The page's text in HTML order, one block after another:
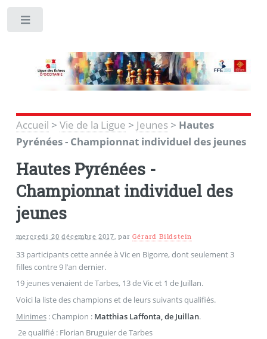
Accueil > Vie de la Ligue > Jeunes> Hautes
Pyrénées - Championnat individuel des jeunes
Hautes Pyrénées -
Championnat individuel des
jeunes
mercredi 20 décembre 2017,parGérard Bildstein
33 participants cette année à Vic en Bigorre, dont seulement 3
filles contre 9 l’an dernier.
19 jeunes venaient de Tarbes, 13 de Vic et 1 de Juillan.
Voici la liste des champions et de leurs suivants qualifiés.
Minimes: Champion :Matthias Laffonta, de Juillan.
2e qualifié : Florian Bruguier de Tarbes